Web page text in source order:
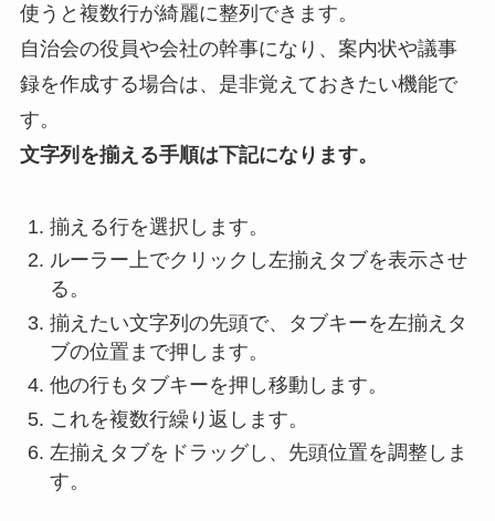
使うと複数行が綺麗に整列できます。
自治会の役員や会社の幹事になり、案内状や議事
録を作成する場合は、是非覚えておきたい機能で
す。
文字列を揃える手順は下記になります。
揃える行を選択します。
ルーラー上でクリックし左揃えタブを表示させ
る。
揃えたい文字列の先頭で、タブキーを左揃えタ
ブの位置まで押します。
他の行もタブキーを押し移動します。
これを複数行繰り返します。
左揃えタブをドラッグし、先頭位置を調整しま
す。